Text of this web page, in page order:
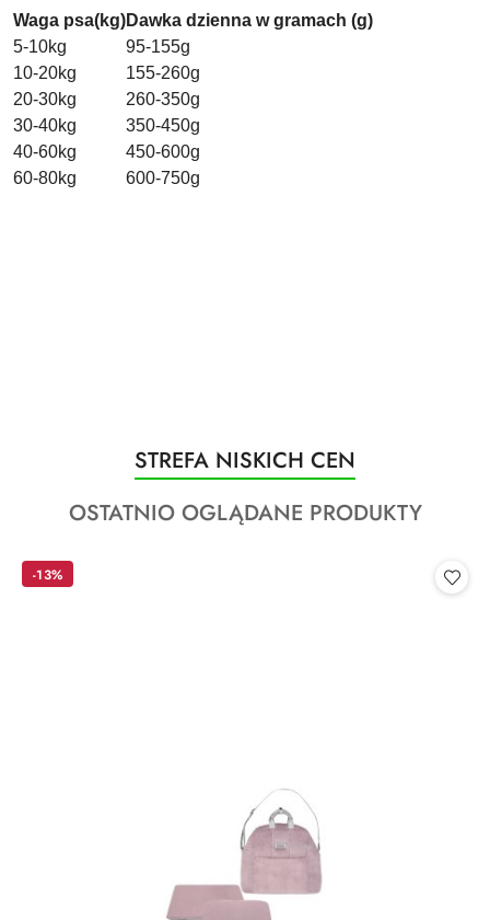
Waga psa(kg)Dawka dzienna w gramach (g)
5-10kg
95-155g
10-20kg
155-260g
20-30kg
260-350g
30-40kg
350-450g
40-60kg
450-600g
60-80kg
600-750g
Pomiń karuzelę produktów
Produkty
o
statusie:
STREFA NISKICH CEN
Produkty
statusie:
OSTATNIO OGLĄDANE PRODUKTY
-13%